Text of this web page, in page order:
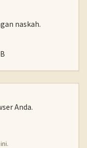
naskah.
Anda.